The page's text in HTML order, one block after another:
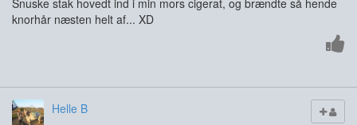
Snuske stak hovedt ind i min mors cigerat, og brændte så hende
knorhår næsten helt af... XD
Helle B